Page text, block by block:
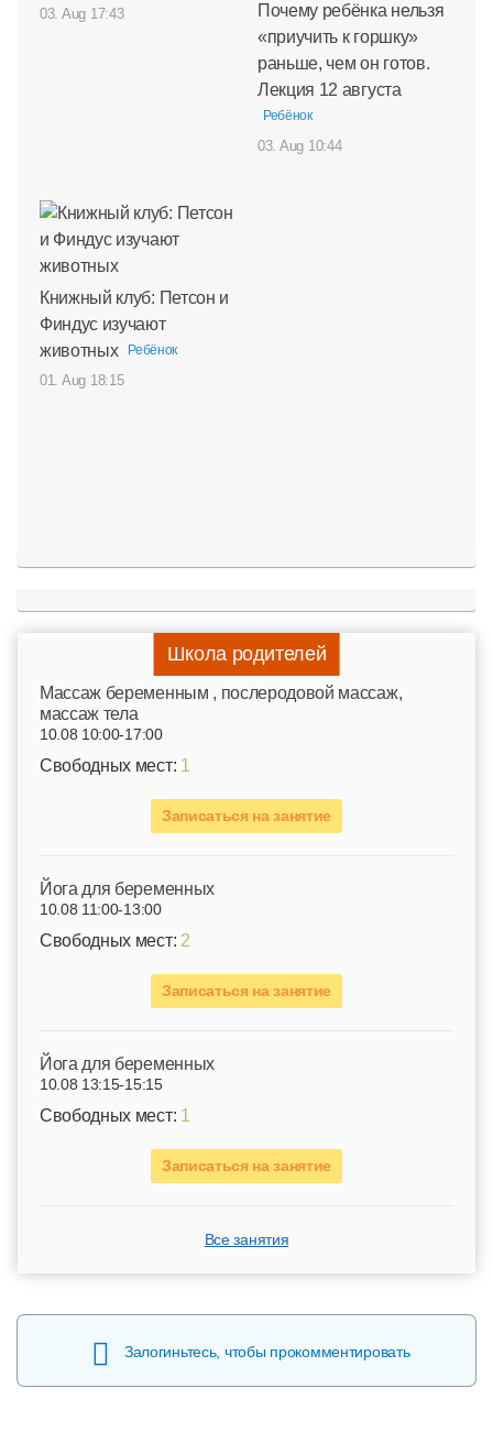
03. Aug 17:43
Почему ребёнка нельзя
«приучить к горшку»
раньше, чем он готов.
Лекция 12 августа
Ребёнок
03. Aug 10:44
Книжный клуб: Петсон и
Финдус изучают
животных
Ребёнок
01. Aug 18:15
Школа родителей
Mассаж беременным , послеродовой массаж,
массаж тела
10.08 10:00-17:00
Свободных мест: 1
Записаться на занятие
Йога для беременных
10.08 11:00-13:00
Свободных мест: 2
Записаться на занятие
Йога для беременных
10.08 13:15-15:15
Свободных мест: 1
Записаться на занятие
Все занятия
Залогиньтесь, чтобы прокомментировать